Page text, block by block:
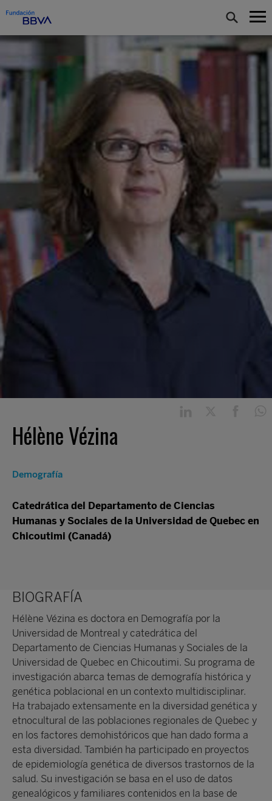
Hélène Vézina
Demografía
Catedrática del Departamento de Ciencias
Humanas y Sociales de la Universidad de Quebec en
Chicoutimi (Canadá)
BIOGRAFÍA
Hélène Vézina es doctora en Demografía por la
Universidad de Montreal y catedrática del
Departamento de Ciencias Humanas y Sociales de la
Universidad de Quebec en Chicoutimi. Su programa de
investigación abarca temas de demografía histórica y
genética poblacional en un contexto multidisciplinar.
Ha trabajado extensamente en la diversidad genética y
etnocultural de las poblaciones regionales de Quebec y
en los factores demohistóricos que han dado forma a
esta diversidad. También ha participado en proyectos
de epidemiología genética de diversos trastornos de la
salud. Su investigación se basa en el uso de datos
genealógicos y familiares contenidos en la base de